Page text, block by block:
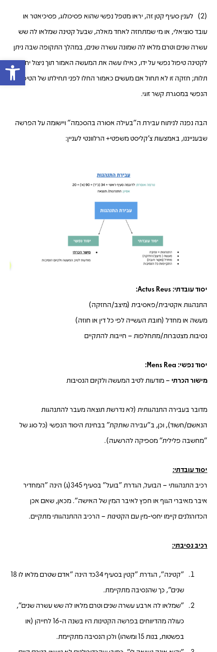
(2) לענין סעיף קטן זה, יראו מטפל נפשי שהוא פסיכולוג, פסיכיאטר או
עובד סוציאלי, או מי שמתחזה לאחד מאלה, שבעל קטינה שמלאו לה שש
עשרה שנים וטרם מלאו לה שמונה עשרה שנים, במהלך התקופה שבה ניתן
לקטינה טיפול נפשי על ידו, כאילו עשה את המעשה האמור תוך ניצול יחסי
תלות; חזקה זו לא תחול אם מעשים כאמור החלו לפני תחילתו של הטיפול
הנפשי במסגרת קשר זוגי.
הבה נפנה לניתוח עבירת ה"בעילה אסורה בהסכמה" ויישומה על הפרשה
שבענייננו, באמצעות צ'קליסט משפטי+ הרלוונטי לעניין:
יסוד עובדתי: Actus Reus:
התנהגות אקטיבית/פאסיבית (מיצב/החזקה)
מעשה או מחדל (חובת העשייה לפי כל דין או חוזה)
נסיבות מצטברות/מתחלפות – חייבות להתקיים
יסוד נפשי: Mens Rea:
מישור הכרתי – מודעות לטיב המעשה ולקיום הנסיבות
מדובר בעבירה התנהגותית (לא נדרשת תוצאה מעבר להתנהגות
הנאשם/חשוד), וכן, ב"עבירה שותקת" בבחינת היסוד הנפשי (כל סוג של
"מחשבה פלילית" מספיקה להרשעה).
יסוד עובדתי:
רכיב התנהגותי
– הבועל, הגדרת "בועל" בסעיף 345(ג) הינה "המחדיר
איבר מאיברי הגוף או חפץ לאיבר המין של האישה". מכאן, שאם אכן
הכדורגלנים קיימו יחסי-מין עם הקטינות – הרכיב ההתנהגותי מתקיים.
רכיב נסיבתי:
"קטינה", הגדרת "קטין בסעיף 34כד הינה "אדם שטרם מלאו לו 18
שנים", כך שהנסיבה מתקיימת.
"שמלאו לה ארבע עשרה שנים וטרם מלאו לה שש עשרה שנים",
כעולה מהדיווחים בפרשה הקטינות היו בשנה ה-16 לחייהן (או
בפשטות, בנות 15 ומשהו) ולכן הנסיבה מתקיימת.